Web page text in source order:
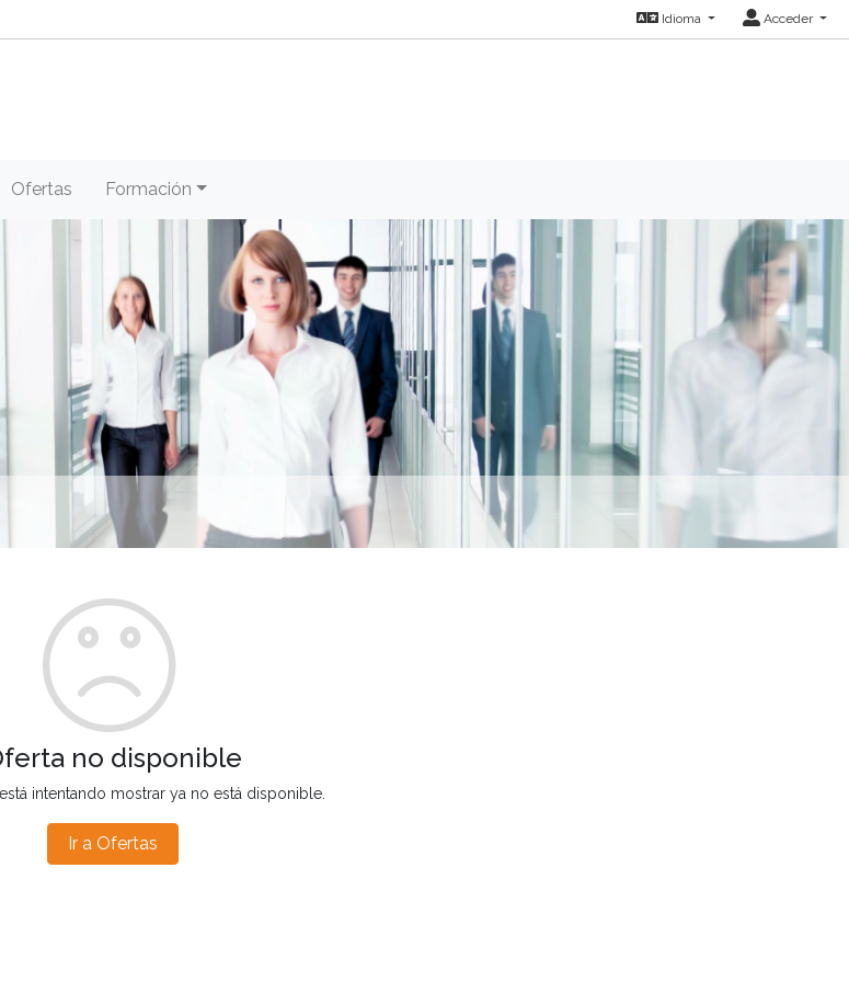
Idioma Acceder
Ofertas Formación
no disponible
está intentando mostrar ya no está disponible.
Ir a Ofertas